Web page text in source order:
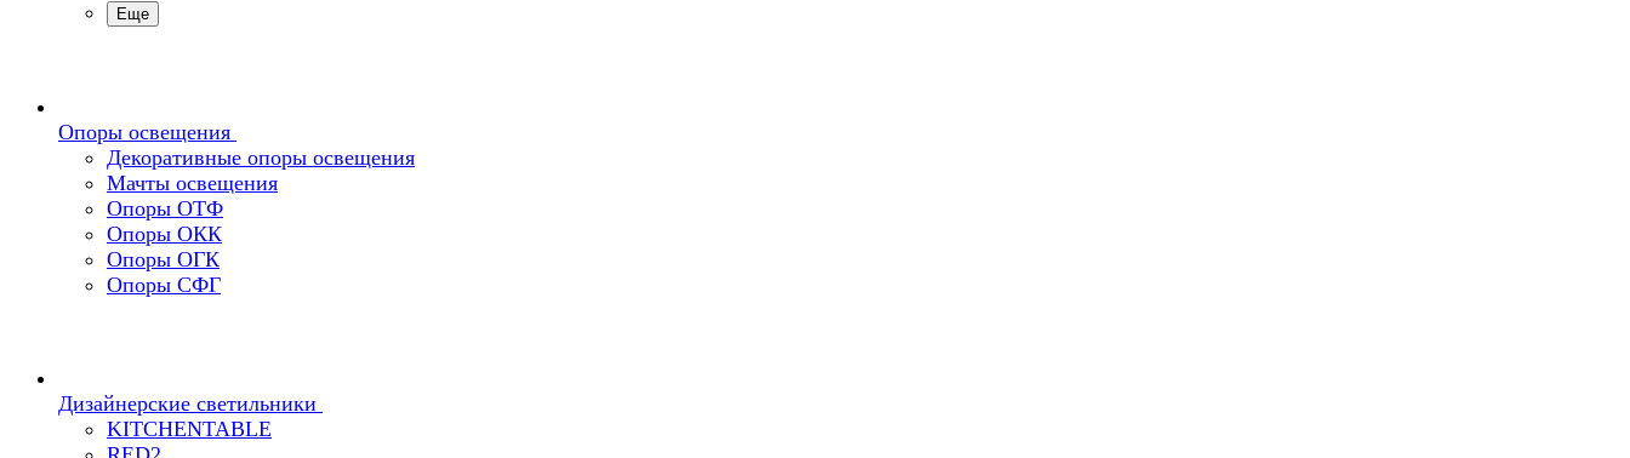
Еще
Опоры освещения
Декоративные опоры освещения
Мачты освещения
Опоры ОТФ
Опоры ОКК
Опоры ОГК
Опоры СФГ
Дизайнерские светильники
KITCHENTABLE